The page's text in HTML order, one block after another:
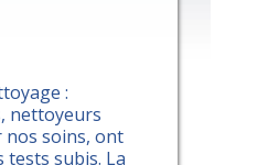
:
nettoyeurs
nos soins, ont
subis. La